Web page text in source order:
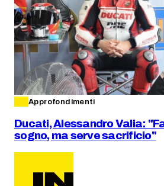
Approfondimenti
Ducati, Alessandro Valia:
sogno, ma serve sacrificio"